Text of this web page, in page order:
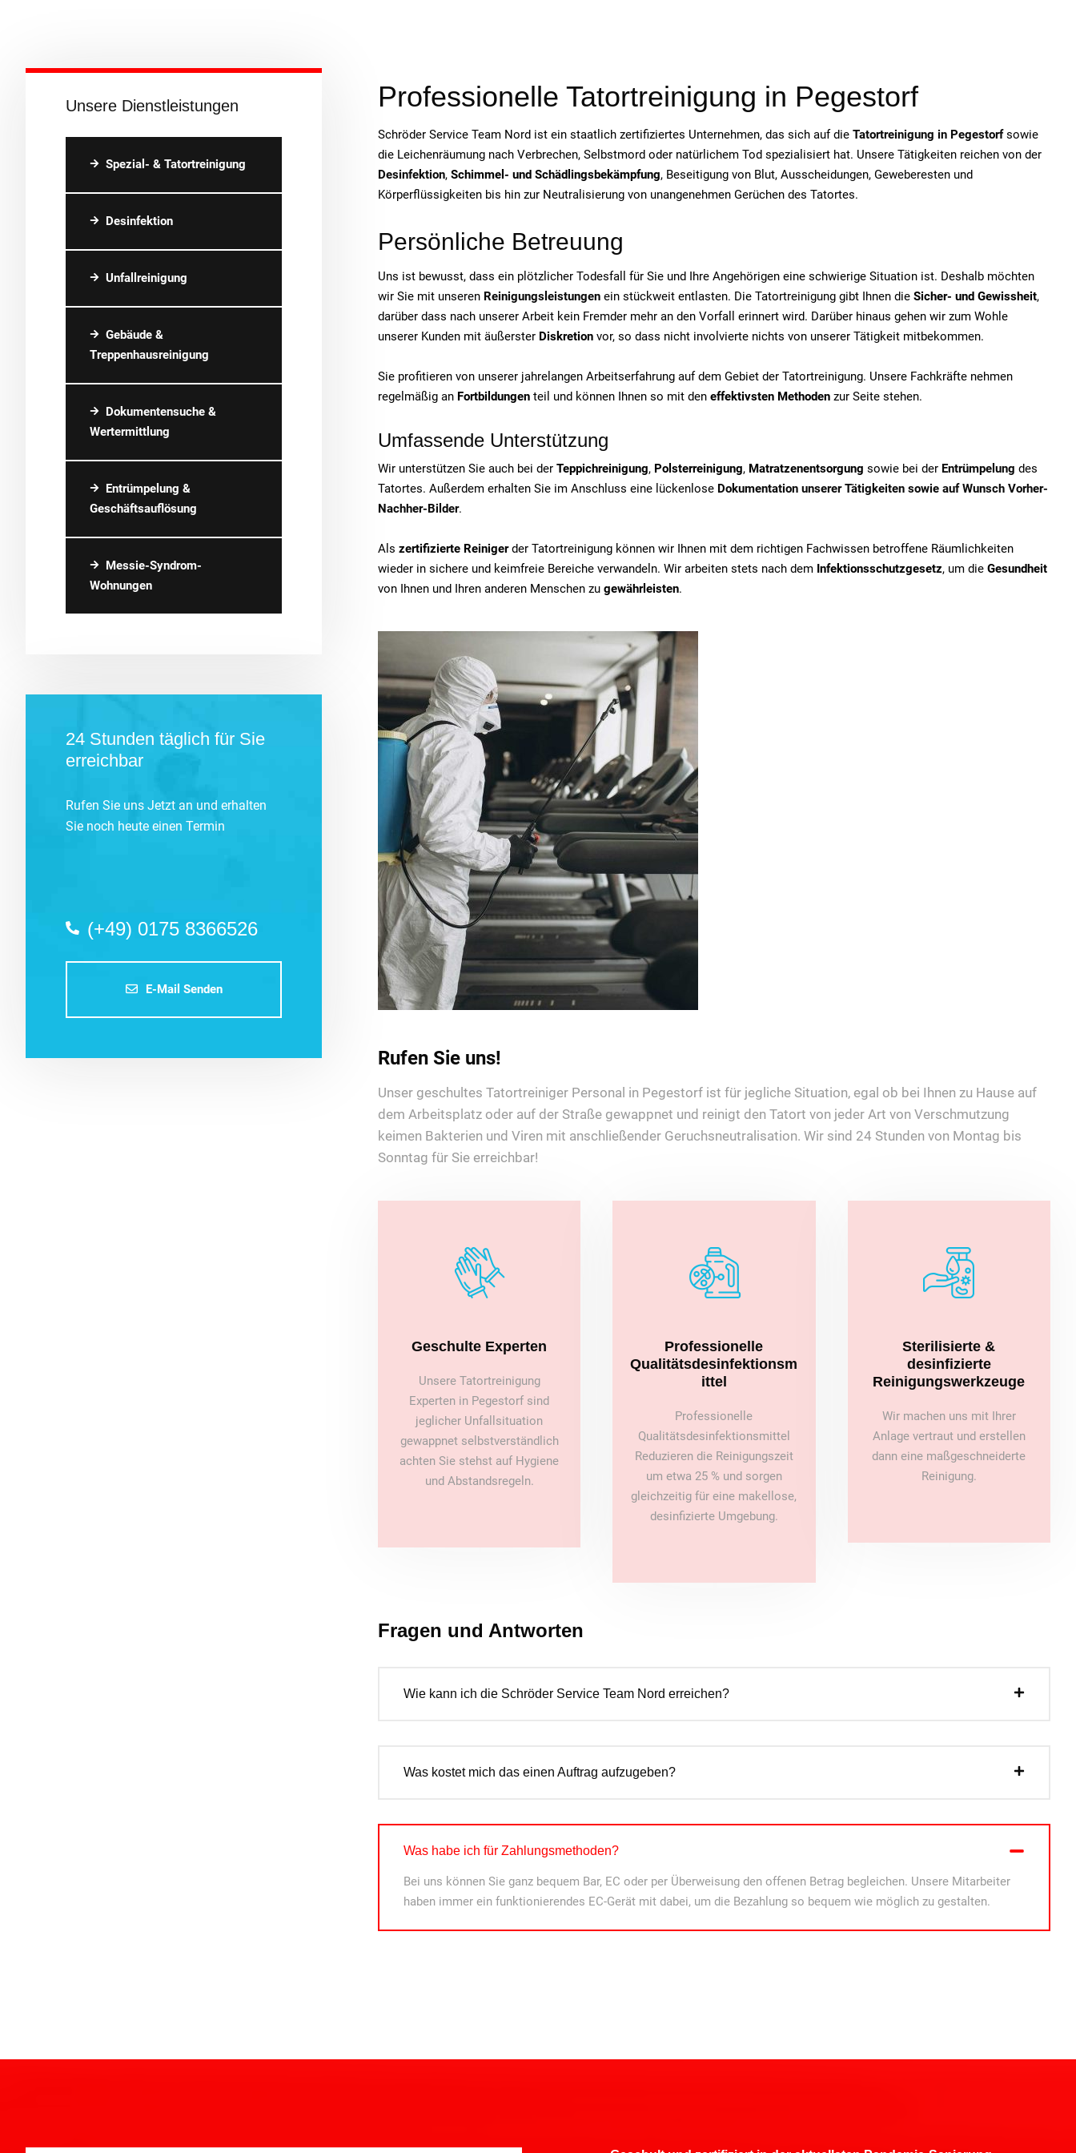
Unsere Dienstleistungen
Spezial- & Tatortreinigung
Desinfektion
Unfallreinigung
Gebäude &
Treppenhausreinigung
Dokumentensuche &
Wertermittlung
Entrümpelung &
Geschäftsauflösung
Messie-Syndrom-
Wohnungen
24 Stunden täglich für Sie
erreichbar
Rufen Sie uns Jetzt an und erhalten
Sie noch heute einen Termin
(+49) 0175 8366526
E-Mail Senden
Professionelle Tatortreinigung in Pegestorf
Schröder Service Team Nord ist ein staatlich zertifiziertes Unternehmen, das sich auf die Tatortreinigung in Pegestorfsowie
die Leichenräumung nach Verbrechen, Selbstmord oder natürlichem Tod spezialisiert hat. Unsere Tätigkeiten reichen von der
Desinfektion, Schimmel- und Schädlingsbekämpfung, Beseitigung von Blut, Ausscheidungen, Geweberesten und
Körperflüssigkeiten bis hin zur Neutralisierung von unangenehmen Gerüchen des Tatortes.
Persönliche Betreuung
Uns ist bewusst, dass ein plötzlicher Todesfall für Sie und Ihre Angehörigen eine schwierige Situation ist. Deshalb möchten
wir Sie mit unseren Reinigungsleistungen ein stückweit entlasten. Die Tatortreinigung gibt Ihnen die Sicher- und Gewissheit,
darüber dass nach unserer Arbeit kein Fremder mehr an den Vorfall erinnert wird. Darüber hinaus gehen wir zum Wohle
unserer Kunden mit äußerster Diskretion vor, so dass nicht involvierte nichts von unserer Tätigkeit mitbekommen.
Sie profitieren von unserer jahrelangen Arbeitserfahrung auf dem Gebiet der Tatortreinigung. Unsere Fachkräfte nehmen
regelmäßig an Fortbildungen teil und können Ihnen so mit den effektivsten Methoden zur Seite stehen.
Umfassende Unterstützung
Wir unterstützen Sie auch bei der Teppichreinigung, Polsterreinigung, Matratzenentsorgung sowie bei der Entrümpelung des
Tatortes. Außerdem erhalten Sie im Anschluss eine lückenlose Dokumentation unserer Tätigkeiten sowie auf Wunsch Vorher-
Nachher-Bilder.
Als zertifizierte Reinigerder Tatortreinigung können wir Ihnen mit dem richtigen Fachwissen betroffene Räumlichkeiten
wieder in sichere und keimfreie Bereiche verwandeln. Wir arbeiten stets nach dem Infektionsschutzgesetz, um die Gesundheit
von Ihnen und Ihren anderen Menschen zu gewährleisten.
Rufen Sie uns!
Unser geschultes Tatortreiniger Personal in Pegestorf ist für jegliche Situation, egal ob bei Ihnen zu Hause auf
dem Arbeitsplatz oder auf der Straße gewappnet und reinigt den Tatort von jeder Art von Verschmutzung
keimen Bakterien und Viren mit anschließender Geruchsneutralisation. Wir sind 24 Stunden von Montag bis
Sonntag für Sie erreichbar!
Geschulte Experten
Unsere Tatortreinigung
Experten in Pegestorf sind
jeglicher Unfallsituation
gewappnet selbstverständlich
achten Sie stehst auf Hygiene
und Abstandsregeln.
Professionelle
Qualitätsdesinfektionsm
ittel
Professionelle
Qualitätsdesinfektionsmittel
Reduzieren die Reinigungszeit
um etwa 25 % und sorgen
gleichzeitig für eine makellose,
desinfizierte Umgebung.
Sterilisierte &
desinfizierte
Reinigungswerkzeuge
Wir machen uns mit Ihrer
Anlage vertraut und erstellen
dann eine maßgeschneiderte
Reinigung.
Fragen und Antworten
Wie kann ich die Schröder Service Team Nord erreichen?
Was kostet mich das einen Auftrag aufzugeben?
Was habe ich für Zahlungsmethoden?
Bei uns können Sie ganz bequem Bar, EC oder per Überweisung den offenen Betrag begleichen. Unsere Mitarbeiter
haben immer ein funktionierendes EC-Gerät mit dabei, um die Bezahlung so bequem wie möglich zu gestalten.